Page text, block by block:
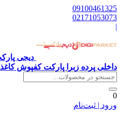
09100461325
02171053073
|
دیجی
داخلی پرده زبرا پارکت کفپوش
0
ورود | ثبت‌نام